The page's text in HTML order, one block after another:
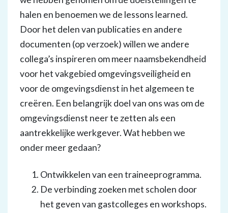
halen en benoemen we de lessons learned.
Door het delen van publicaties en andere
documenten (op verzoek) willen we andere
collega’s inspireren om meer naamsbekendheid
voor het vakgebied omgevingsveiligheid en
voor de omgevingsdienst in het algemeen te
creëren. Een belangrijk doel van ons was om de
omgevingsdienst neer te zetten als een
aantrekkelijke werkgever. Wat hebben we
onder meer gedaan?
Ontwikkelen van een traineeprogramma.
De verbinding zoeken met scholen door
het geven van gastcolleges en workshops.